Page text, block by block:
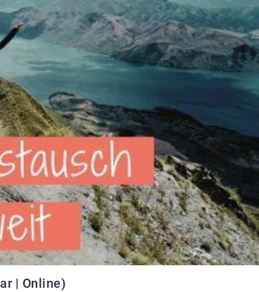
| Online)